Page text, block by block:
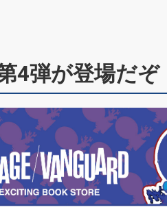
4弾が登場だぞ